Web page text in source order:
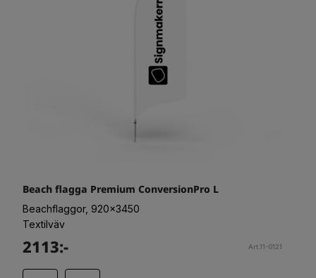
Beach flagga Premium ConversionPro L
Beachflaggor, 920x3450
Textilväv
2113:- Art.11-0121